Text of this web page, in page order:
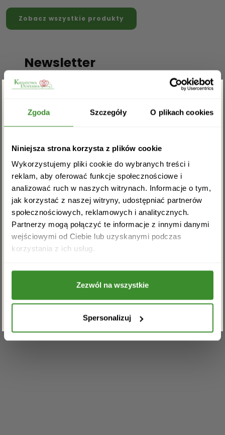
Zgoda Szczegóły O plikach cookies
Niniejsza strona korzysta z plików cookie
Wykorzystujemy pliki cookie do wybranych treści i
reklam, aby oferować funkcje społecznościowe i
analizować ruch w naszych witrynach. Informacje o tym,
jak korzystać z naszej witryny, udostępniać partnerów
społecznościowych, reklamowych i analitycznych.
Partnerzy mogą połączyć te informacje z innymi danymi
wejściowymi od Ciebie lub uzyskanymi podczas
korzystania z ich usług.
Zezwól na wszystkie
Spersonalizuj
Zobacz wszystkie produkty
Newsletter
Pola oznaczone znakiem
Potwierdzam, iż zapoznałem się z polityką
prywatności obowiązująca na witrynie
kwiatowadostawa.pl *
Zgarnij rabat -5%
Zapisz się do newslettera i zgarnij
rabat na pierwsze zakupy!
Akceptuję regulamin i wyrażam zgodę na
przetwarzanie powyższych danych osobowych
ZAPISZ SIĘ